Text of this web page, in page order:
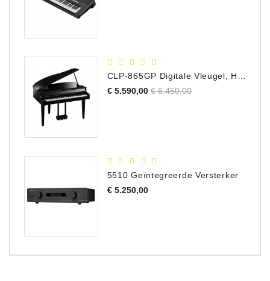
€ 5.590,00 Normale
€ 6.450,00Prijs
5510 Geïntegreerde Versterker
€ 5.250,00Prijs